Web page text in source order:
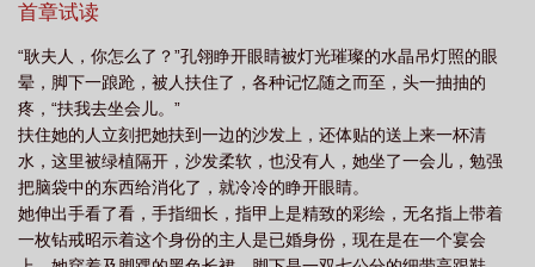
天使等防盗时间过后才能正常观看。
首章试读
“耿夫人，你怎么了？”孔翎睁开眼睛被灯光璀璨的水晶吊灯照的眼
晕，脚下一踉跄，被人扶住了，各种记忆随之而至，头一抽抽的
疼，“扶我去坐会儿。”
扶住她的人立刻把她扶到一边的沙发上，还体贴的送上来一杯清
水，这里被绿植隔开，沙发柔软，也没有人，她坐了一会儿，勉强
把脑袋中的东西给消化了，就冷冷的睁开眼睛。
她伸出手看了看，手指细长，指甲上是精致的彩绘，无名指上带着
一枚钻戒昭示着这个身份的主人是已婚身份，现在是在一个宴会